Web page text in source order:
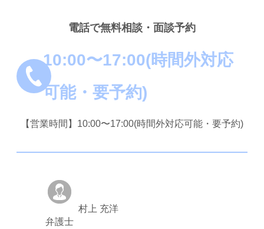
電話で無料相談・面談予約
10:00〜17:00(時間外対応
可能・要予約)
【営業時間】10:00〜17:00(時間外対応可能・要予約)
弁護士
村上 充洋